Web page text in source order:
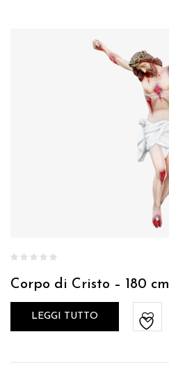
Corpo di Cristo – 180 cm
LEGGI TUTTO